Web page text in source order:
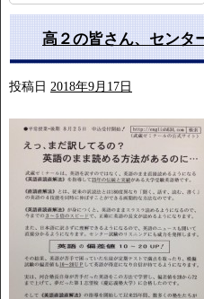
高２の皆さん、センタ
投稿日 2018年9月17日